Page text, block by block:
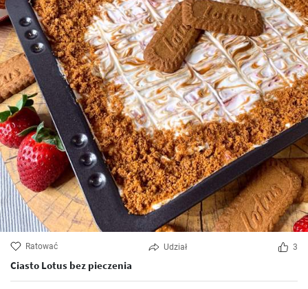
Ratować Udział 3
Ciasto Lotus bez pieczenia